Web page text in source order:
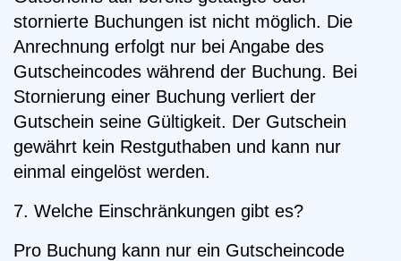
stornierte Buchungen ist nicht möglich. Die
Anrechnung erfolgt nur bei Angabe des
Gutscheincodes während der Buchung. Bei
Stornierung einer Buchung verliert der
Gutschein seine Gültigkeit. Der Gutschein
gewährt kein Restguthaben und kann nur
einmal eingelöst werden.
7. Welche Einschränkungen gibt es?
Pro Buchung kann nur ein Gutscheincode